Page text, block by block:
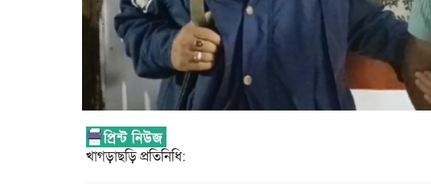
খাগড়াছড়ি প্রতিনিধি: